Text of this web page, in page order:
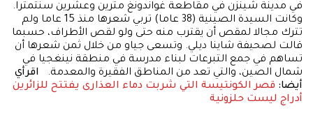
في مدينة شينزن في مقاطعة غواندونغ مترين وعشرين سنتمترا.
وكانت السيدة الصينية (38 عاما) تربي شعرها منذ 15 عاما ولم
تترك مجالا لمقص أن يقترب منه حتى ولو لقص الأطراف، حسبما
قالت لصحيفة شاينا ديلي. وتسعى جياو من خلال ثمن شعرها أن
تساهم في جمع التبرعات لبناء مدرسة في منطقة نينغجيا في
شمال الصين، والتي تعد من المناطق الفقيرة والمعدمة.
اقرأي
أيضا: قصر الكونتيسة التي شربت دماء العذارى يفتتح للزائرين
أدراج ليست حلزونية